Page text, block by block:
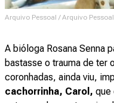
Arquivo Pessoal / Arquivo Pessoal
A bióloga Rosana Senna
bastasse o trauma de ter
coronhadas, ainda viu,
cachorrinha, Carol, que